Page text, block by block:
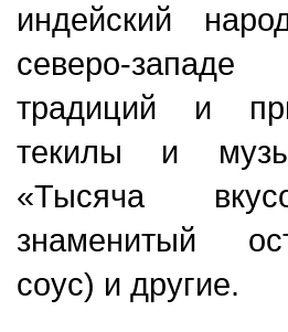
индейский
северо-
традиций и
текилы и
«Тысяча
знаменитый
соус) и другие.